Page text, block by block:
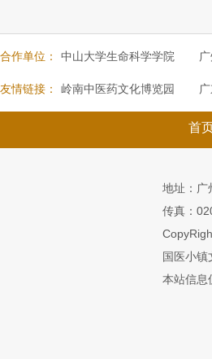
合作单位： 中山大学生命科学学院
友情链接： 岭南中医药文化博览园
首
地址：广
传真：
国医小镇
本站信息